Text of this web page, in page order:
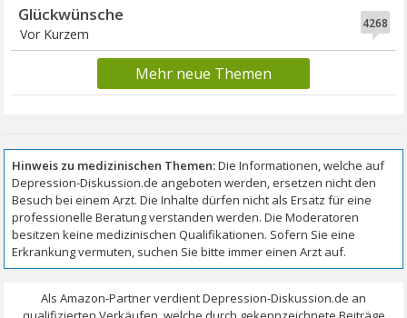
4268
Glückwünsche
Vor Kurzem
Mehr neue Themen